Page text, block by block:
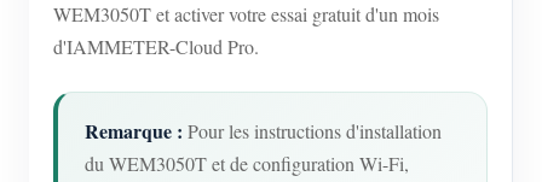
WEM3050T et activer votre essai gratuit d'un mois
d'IAMMETER-Cloud Pro.
Remarque : Pour les instructions d'installation
du WEM3050T et de configuration Wi-Fi,